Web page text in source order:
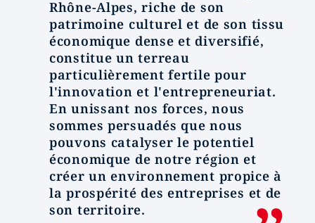
Rhône-Alpes, riche de son
patrimoine culturel et de son tissu
économique dense et diversifié,
constitue un terreau
particulièrement fertile pour
l'innovation et l'entrepreneuriat.
En unissant nos forces, nous
sommes persuadés que nous
pouvons catalyser le potentiel
économique de notre région et
créer un environnement propice à
la prospérité des entreprises et de
son territoire.